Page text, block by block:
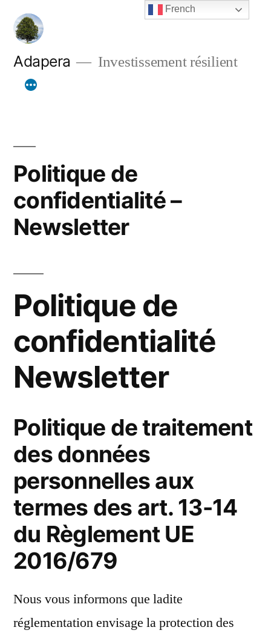
Aller
contenu
Adapera Investissement résilient
Politique de
confidentialité –
Newsletter
Politique de
confidentialité
Newsletter
Politique de traitement
des données
personnelles aux
termes des art. 13-14
du Règlement UE
2016/679
Nous vous informons que ladite
réglementation envisage la protection des
French